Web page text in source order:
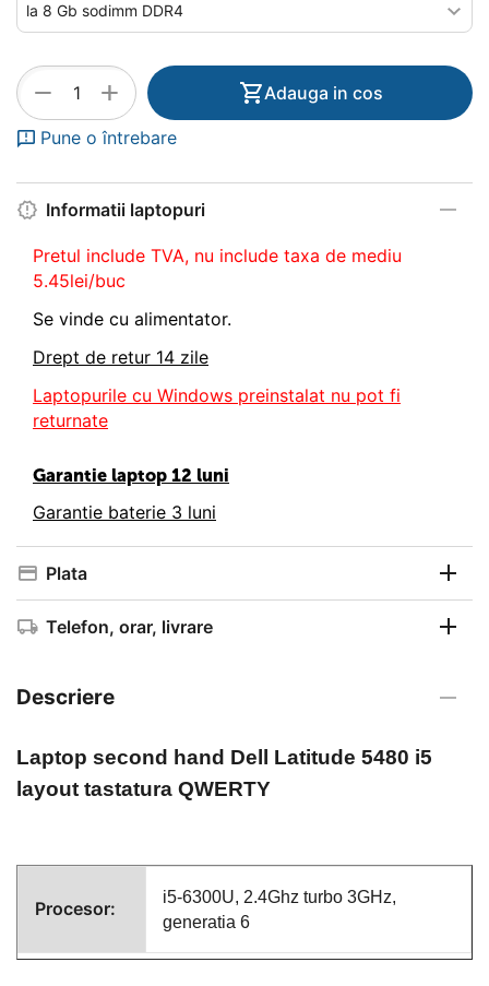
+
− Adauga in cos
Pune o întrebare
Informatii laptopuri
Pretul include TVA, nu include taxa de mediu
5.45lei/buc
Se vinde cu alimentator.
Drept de retur 14 zile
Laptopurile cu Windows preinstalat nu pot fi
returnate
Garantie laptop 12 luni
Garantie baterie 3 luni
Plata
Telefon, orar, livrare
Descriere
Laptop second hand Dell Latitude 5480 i5
layout tastatura QWERTY
Procesor:
i5-6300U, 2.4Ghz turbo 3GHz,
generatia 6